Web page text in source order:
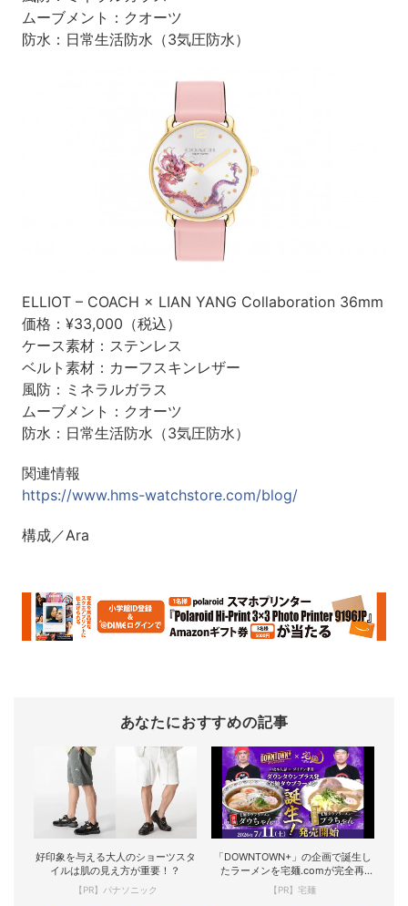
ムーブメント：クオーツ
防水：日常生活防水（3気圧防水）
ELLIOT – COACH × LIAN YANG Collaboration 36mm
価格：¥33,000（税込）
ケース素材：ステンレス
ベルト素材：カーフスキンレザー
風防：ミネラルガラス
ムーブメント：クオーツ
防水：日常生活防水（3気圧防水）
関連情報
https://www.hms-watchstore.com/blog/
構成／Ara
あなたにおすすめの記事
好印象を与える大人のショーツスタ
イルは肌の見え方が重要！？
【PR】パナソニック
「DOWNTOWN+」の企画で誕生し
たラーメンを宅麺.comが完全再
現！
【PR】宅麺